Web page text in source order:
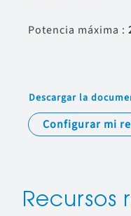
Potencia máxima :
Descargar la
Configurar mi
Recursos